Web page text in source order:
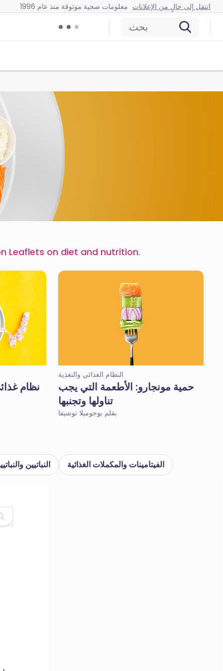
معلومات صحية موثوقة منذ عام 1996 انتقل إلى خالٍ من الإعلانات
بحث
النباتيين الفيتامينات والمكملات الغذائية
Leaflets on diet and nutrition.
نظام
النظام الغذائي والتغذية
حمية مونجارو: الأطعمة التي يجب
تناولها وتجنبها
بقلم بوجوميلا توشيفا